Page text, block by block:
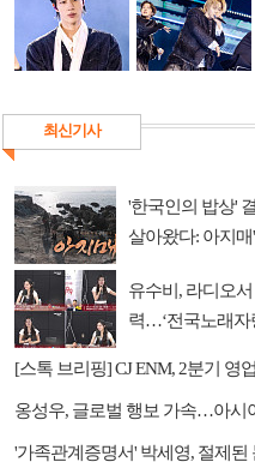
최신기사
'한국인의 밥상'
살아왔다: 아지매
유수비, 라디오
력…‘전국노래자